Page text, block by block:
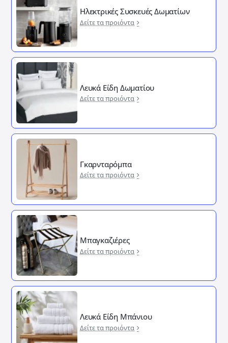
Ηλεκτρικές Συσκευές Δωματίων
Δείτε τα προιόντα
Λευκά Είδη Δωματίου
Δείτε τα προιόντα
Γκαρνταρόμπα
Δείτε τα προιόντα
Μπαγκαζιέρες
Δείτε τα προιόντα
Λευκά Είδη Μπάνιου
Δείτε τα προιόντα